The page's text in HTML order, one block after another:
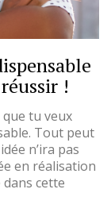
!
tu veux
Tout peut
n’ira pas
en réalisation
cette